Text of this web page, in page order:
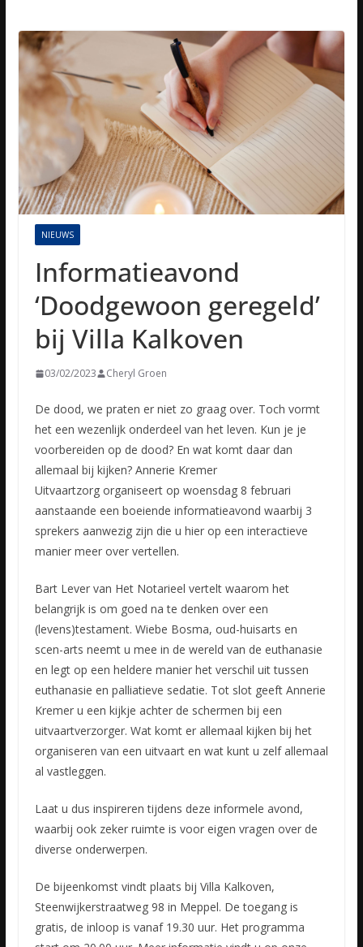
NIEUWS
Informatieavond
‘Doodgewoon geregeld’
bij Villa Kalkoven
03/02/2023 Cheryl Groen
De dood, we praten er niet zo graag over. Toch vormt
het een wezenlijk onderdeel van het leven. Kun je je
voorbereiden op de dood? En wat komt daar dan
allemaal bij kijken? Annerie Kremer
Uitvaartzorgorganiseert op woensdag 8 februari
aanstaande een boeiende informatieavond waarbij 3
sprekers aanwezig zijn die u hier op een interactieve
manier meer over vertellen.
Bart Lever van Het Notarieel vertelt waarom het
belangrijk is om goed na te denken over een
(levens)testament. Wiebe Bosma, oud-huisarts en
scen-arts neemt u mee in de wereld van de euthanasie
en legt op een heldere manier het verschil uit tussen
euthanasie en palliatieve sedatie. Tot slot geeft Annerie
Kremer u een kijkje achter de schermen bij een
uitvaartverzorger. Wat komt er allemaal kijken bij het
organiseren van een uitvaart en wat kunt u zelf allemaal
al vastleggen.
Laat u dus inspireren tijdens deze informele avond,
waarbij ook zeker ruimte is voor eigen vragen over de
diverse onderwerpen.
De bijeenkomst vindt plaats bij Villa Kalkoven,
Steenwijkerstraatweg 98 in Meppel. De toegang is
gratis, de inloop is vanaf 19.30 uur. Het programma